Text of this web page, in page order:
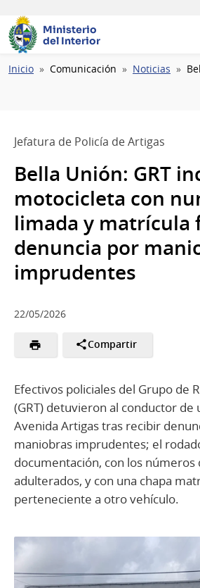
Ministerio
del Interior
Ruta
Inicio Comunicación Noticias
Jefatura de Policía de Artigas
Bella Unión: GRT
motocicleta con
limada y matrícula
denuncia por
imprudentes
22/05/2026
Compartir
Efectivos policiales del Grupo de
(GRT) detuvieron al conductor de
Avenida Artigas tras recibir
maniobras imprudentes; el
documentación, con los números
adulterados, y con una chapa
perteneciente a otro vehículo.